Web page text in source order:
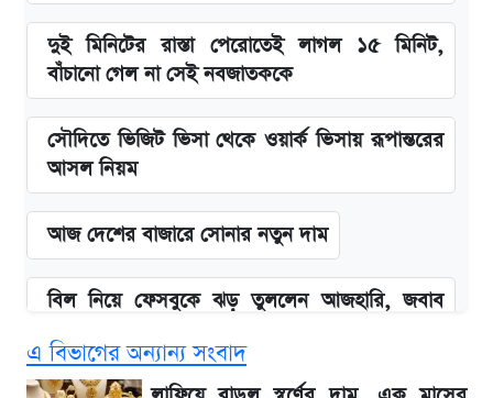
দুই মিনিটের রাস্তা পেরোতেই লাগল ১৫ মিনিট,
বাঁচানো গেল না সেই নবজাতককে
সৌদিতে ভিজিট ভিসা থেকে ওয়ার্ক ভিসায় রূপান্তরের
আসল নিয়ম
আজ দেশের বাজারে সোনার নতুন দাম
বিল নিয়ে ফেসবুকে ঝড় তুললেন আজহারি, জবাব
এ বিভাগের অন্যান্য সংবাদ